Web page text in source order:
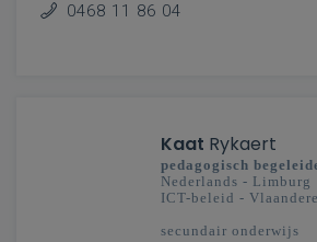
0468 11 86 04
Kaat Rykaert
pedagogisch
Nederlands - Limburg
ICT-beleid -
secundair onderwijs